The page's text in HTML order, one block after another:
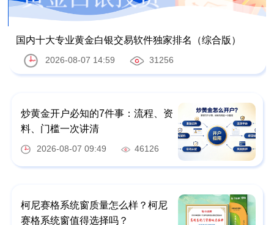
国内十大专业黄金白银交易软件独家排名（综合版）
2026-08-07 14:59 31256
炒黄金开户必知的7件事：流程、资
料、门槛一次讲清
2026-08-07 09:49 46126
柯尼赛格系统窗质量怎么样？柯尼
赛格系统窗值得选择吗？